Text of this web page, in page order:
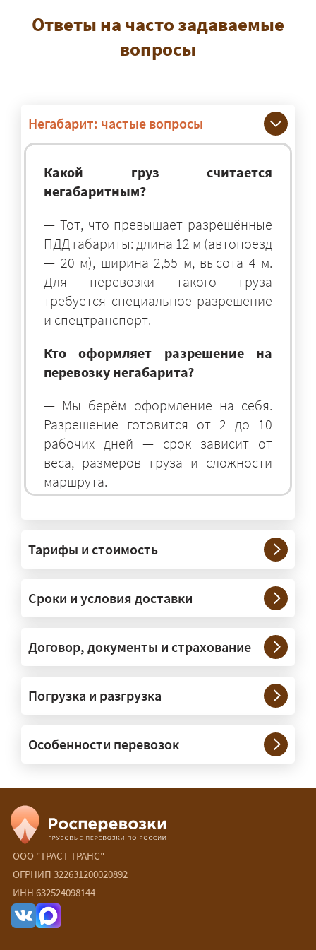
Ответы на часто задаваемые
вопросы
Негабарит: частые вопросы
Какой груз считается
негабаритным?
— Тот, что превышает разрешённые
ПДД габариты: длина 12 м (автопоезд
— 20 м), ширина 2,55 м, высота 4 м.
Для перевозки такого груза
требуется специальное разрешение
и спецтранспорт.
Кто оформляет разрешение на
перевозку негабарита?
— Мы берём оформление на себя.
Разрешение готовится от 2 до 10
рабочих дней — срок зависит от
веса, размеров груза и сложности
маршрута.
— На тралах и низкорамниках —
платформах, рассчитанных на
крупногабаритную технику и
конструкции. Транспорт подбираем
под конкретные размеры и вес груза.
сопровождение?
организуем. Потребность в машинах
прикрытия зависит от габаритов
груза и маршрута; это определяется
Сколько стоит перевозка
негабарита?
— От 90 ₽/км. Точная стоимость
рассчитывается индивидуально:
влияют габариты и вес груза,
Тарифы и стоимость
Сроки и условия доставки
Договор, документы и страхование
Погрузка и разгрузка
Особенности перевозок
ООО "ТРАСТ ТРАНС"
ОГРНИП 322631200020892
ИНН 632524098144